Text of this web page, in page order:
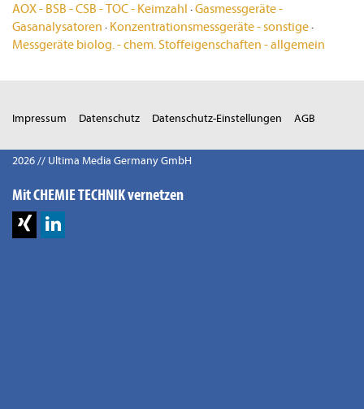
AOX - BSB - CSB - TOC - Keimzahl ·Gasmessgeräte -
Gasanalysatoren · Konzentrationsmessgeräte - sonstige·
Messgeräte biolog. - chem. Stoffeigenschaften - allgemein
Impressum Datenschutz Datenschutz-Einstellungen AGB
2026 // Ultima Media Germany GmbH
Mit CHEMIE TECHNIK vernetzen